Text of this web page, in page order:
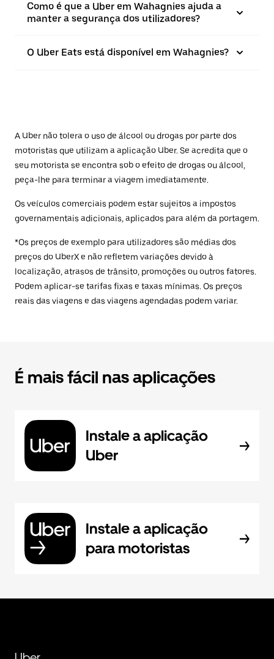
Como é que a Uber em Wahagnies ajuda a
manter a segurança dos utilizadores?
O Uber Eats está disponível em Wahagnies?
A Uber não tolera o uso de álcool ou drogas por parte dos
motoristas que utilizam a aplicação Uber. Se acredita que o
seu motorista se encontra sob o efeito de drogas ou álcool,
peça-lhe para terminar a viagem imediatamente.
Os veículos comerciais podem estar sujeitos a impostos
governamentais adicionais, aplicados para além da portagem.
*Os preços de exemplo para utilizadores são médias dos
preços do UberX e não refletem variações devido à
localização, atrasos de trânsito, promoções ou outros fatores.
Podem aplicar-se tarifas fixas e taxas mínimas. Os preços
reais das viagens e das viagens agendadas podem variar.
É mais fácil nas aplicações
Instale a aplicação
Uber
Instale a aplicação
para motoristas